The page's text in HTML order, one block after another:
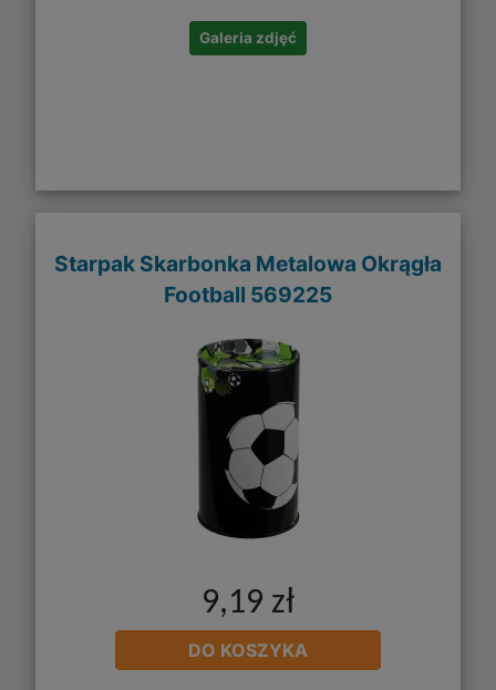
Galeria zdjęć
Starpak Skarbonka Metalowa Okrągła
Football 569225
9,19 zł
DO KOSZYKA